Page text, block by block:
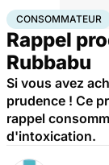
AccueilSanté
CONSOMMATEUR
Rappel
Rubbabu
Si vous avez
prudence ! Ce
rappel
d'intoxication.